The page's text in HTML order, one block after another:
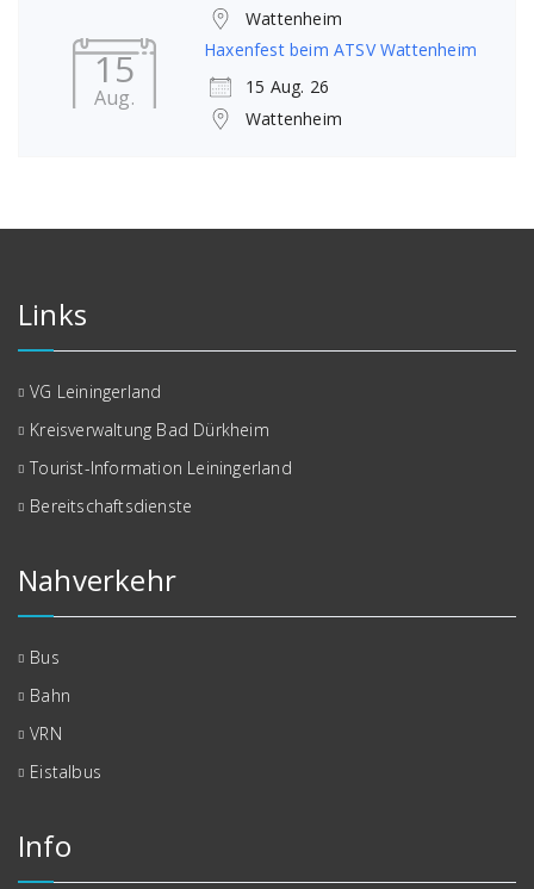
Wattenheim
15
Aug.
Haxenfest beim ATSV Wattenheim
15 Aug. 26
Wattenheim
Links
VG Leiningerland
Kreisverwaltung Bad Dürkheim
Tourist-Information Leiningerland
Bereitschaftsdienste
Nahverkehr
Bus
Bahn
VRN
Eistalbus
Info